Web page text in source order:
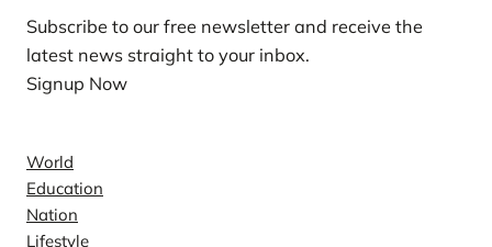
Subscribe to our free newsletter and receive the
latest news straight to your inbox.
Signup Now
World
Education
Nation
Lifestyle